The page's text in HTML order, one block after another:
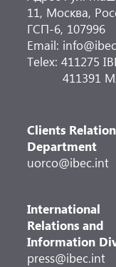
11, Москва,
ГСП-6, 107996
Email:
Telex: 411275
411391
Clients
Department
uorco@ibec.int
International
Relations and
Information
press@ibec.int